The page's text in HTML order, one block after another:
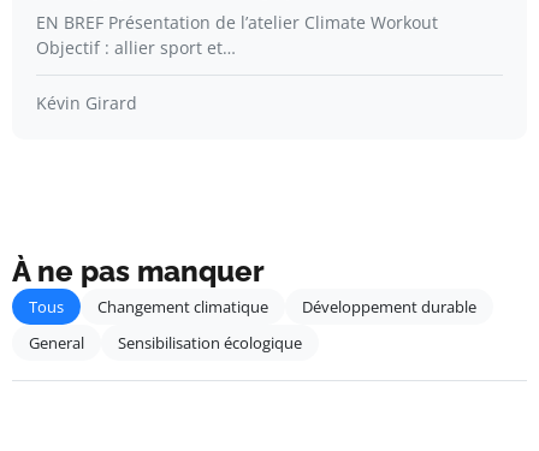
EN BREF Présentation de l’atelier Climate Workout
Objectif : allier sport et…
Kévin Girard
À ne pas manquer
Tous Changement climatique
Développement durable
General
Sensibilisation écologique